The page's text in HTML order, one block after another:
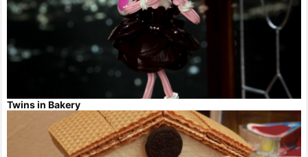
Twins in Bakery